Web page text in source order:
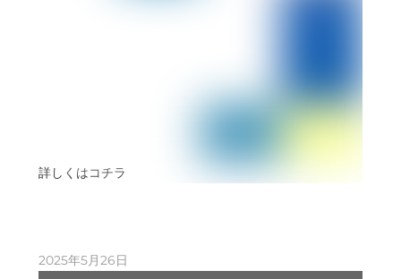
詳しくはコチラ
2025年5月26日